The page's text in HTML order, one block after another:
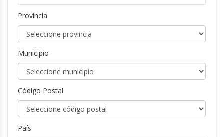
Provincia
Municipio
Código Postal
País